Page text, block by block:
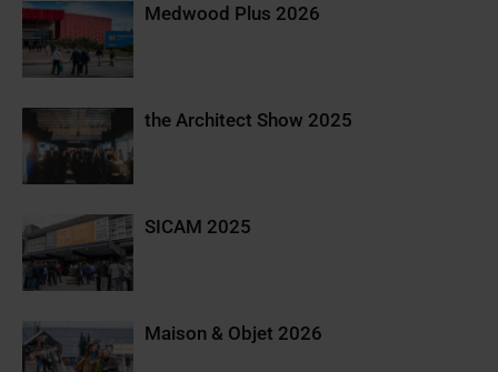
Medwood Plus 2026
the Architect Show 2025
SICAM 2025
Maison & Objet 2026